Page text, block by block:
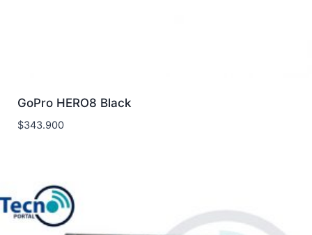
GoPro HERO8 Black
$343.900